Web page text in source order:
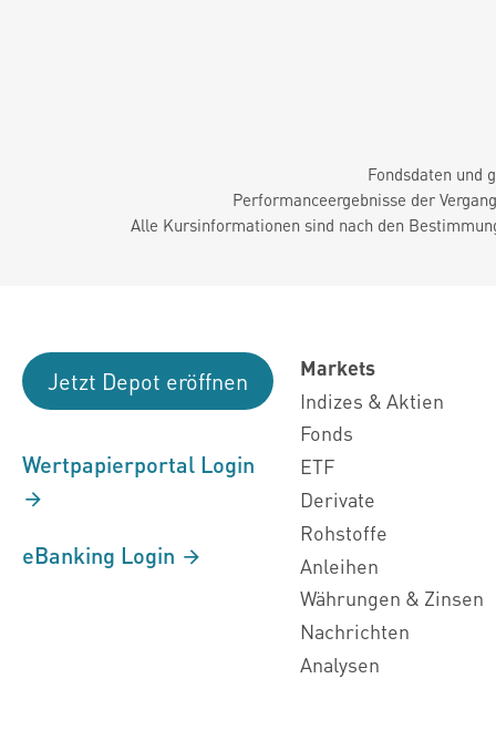
Fondsdaten und
Performanceergebnisse der
Alle Kursinformationen sind nach den
Jetzt Depot eröffnen
Wertpapierportal Login
eBanking Login
Markets
Indizes & Aktien
Fonds
ETF
Derivate
Rohstoffe
Anleihen
Währungen & Zinsen
Nachrichten
Analysen